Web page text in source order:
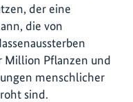
der eine
die von
Million Pflanzen und
menschlicher
sind.